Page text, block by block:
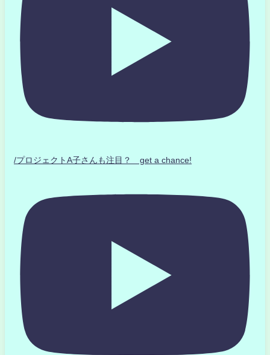
/プロジェクトA子さんも注目？ get a chance!